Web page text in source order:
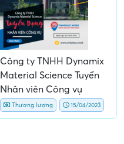
Công ty TNHH Dynamix
Material Science Tuyển
Nhân viên Công vụ
Thương lượng 15/04/2023